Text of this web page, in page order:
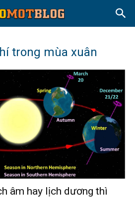
trong mùa xuân
âm hay lịch dương thì